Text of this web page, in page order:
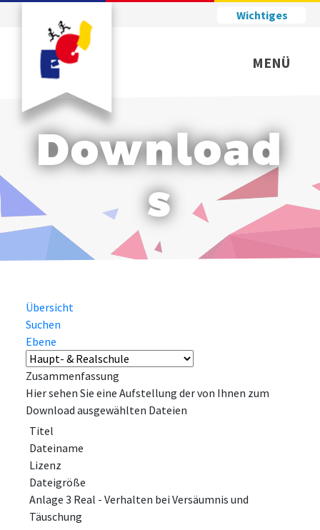
Wichtiges
MENÜ
Download
s
Übersicht
Suchen
Ebene
Zusammenfassung
Hier sehen Sie eine Aufstellung der von Ihnen zum
Download ausgewählten Dateien
Titel
Dateiname
Lizenz
Dateigröße
Anlage 3 Real - Verhalten bei Versäumnis und
Täuschung